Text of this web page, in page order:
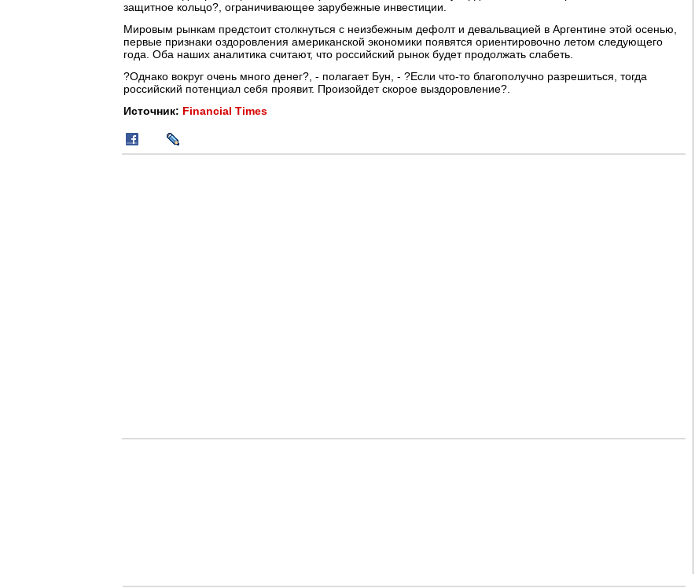
защитное кольцо?, ограничивающее зарубежные инвестиции.
Мировым рынкам предстоит столкнуться с неизбежным дефолт и девальвацией в Аргентине этой осенью,
первые признаки оздоровления американской экономики появятся ориентировочно летом следующего
года. Оба наших аналитика считают, что российский рынок будет продолжать слабеть.
?Однако вокруг очень много денег?, - полагает Бун, - ?Если что-то благополучно разрешиться, тогда
российский потенциал себя проявит. Произойдет скорое выздоровление?.
Источник: Financial Times